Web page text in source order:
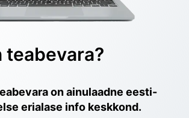
teabevara?
on ainulaadne eesti-
erialase info keskkond.